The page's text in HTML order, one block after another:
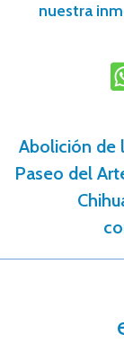
nuestra
Abolición de
Paseo del